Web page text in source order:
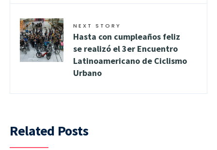
NEXT STORY
Hasta con cumpleaños feliz
se realizó el 3er Encuentro
Latinoamericano de Ciclismo
Urbano
Related Posts